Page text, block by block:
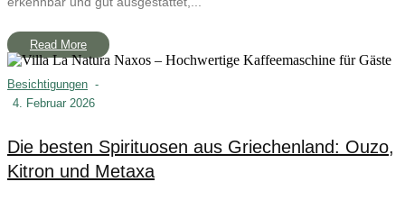
Read More
Besichtigungen -
4. Februar 2026
Die besten Spirituosen aus Griechenland: Ouzo,
Kitron und Metaxa